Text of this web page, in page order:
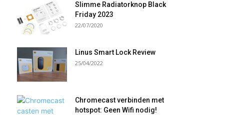
Slimme Radiatorknop Black
Friday 2023
22/07/2020
Linus Smart Lock Review
25/04/2022
Chromecast verbinden met
hotspot: Geen Wifi nodig!